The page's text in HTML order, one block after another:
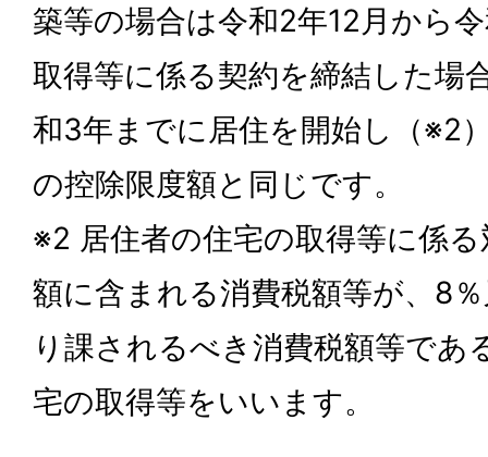
築等の場合は令和2年12月から
取得等に係る契約を締結した場
和3年までに居住を開始し（※2
の控除限度額と同じです。
※2 居住者の住宅の取得等に係
額に含まれる消費税額等が、8
り課されるべき消費税額等であ
宅の取得等をいいます。